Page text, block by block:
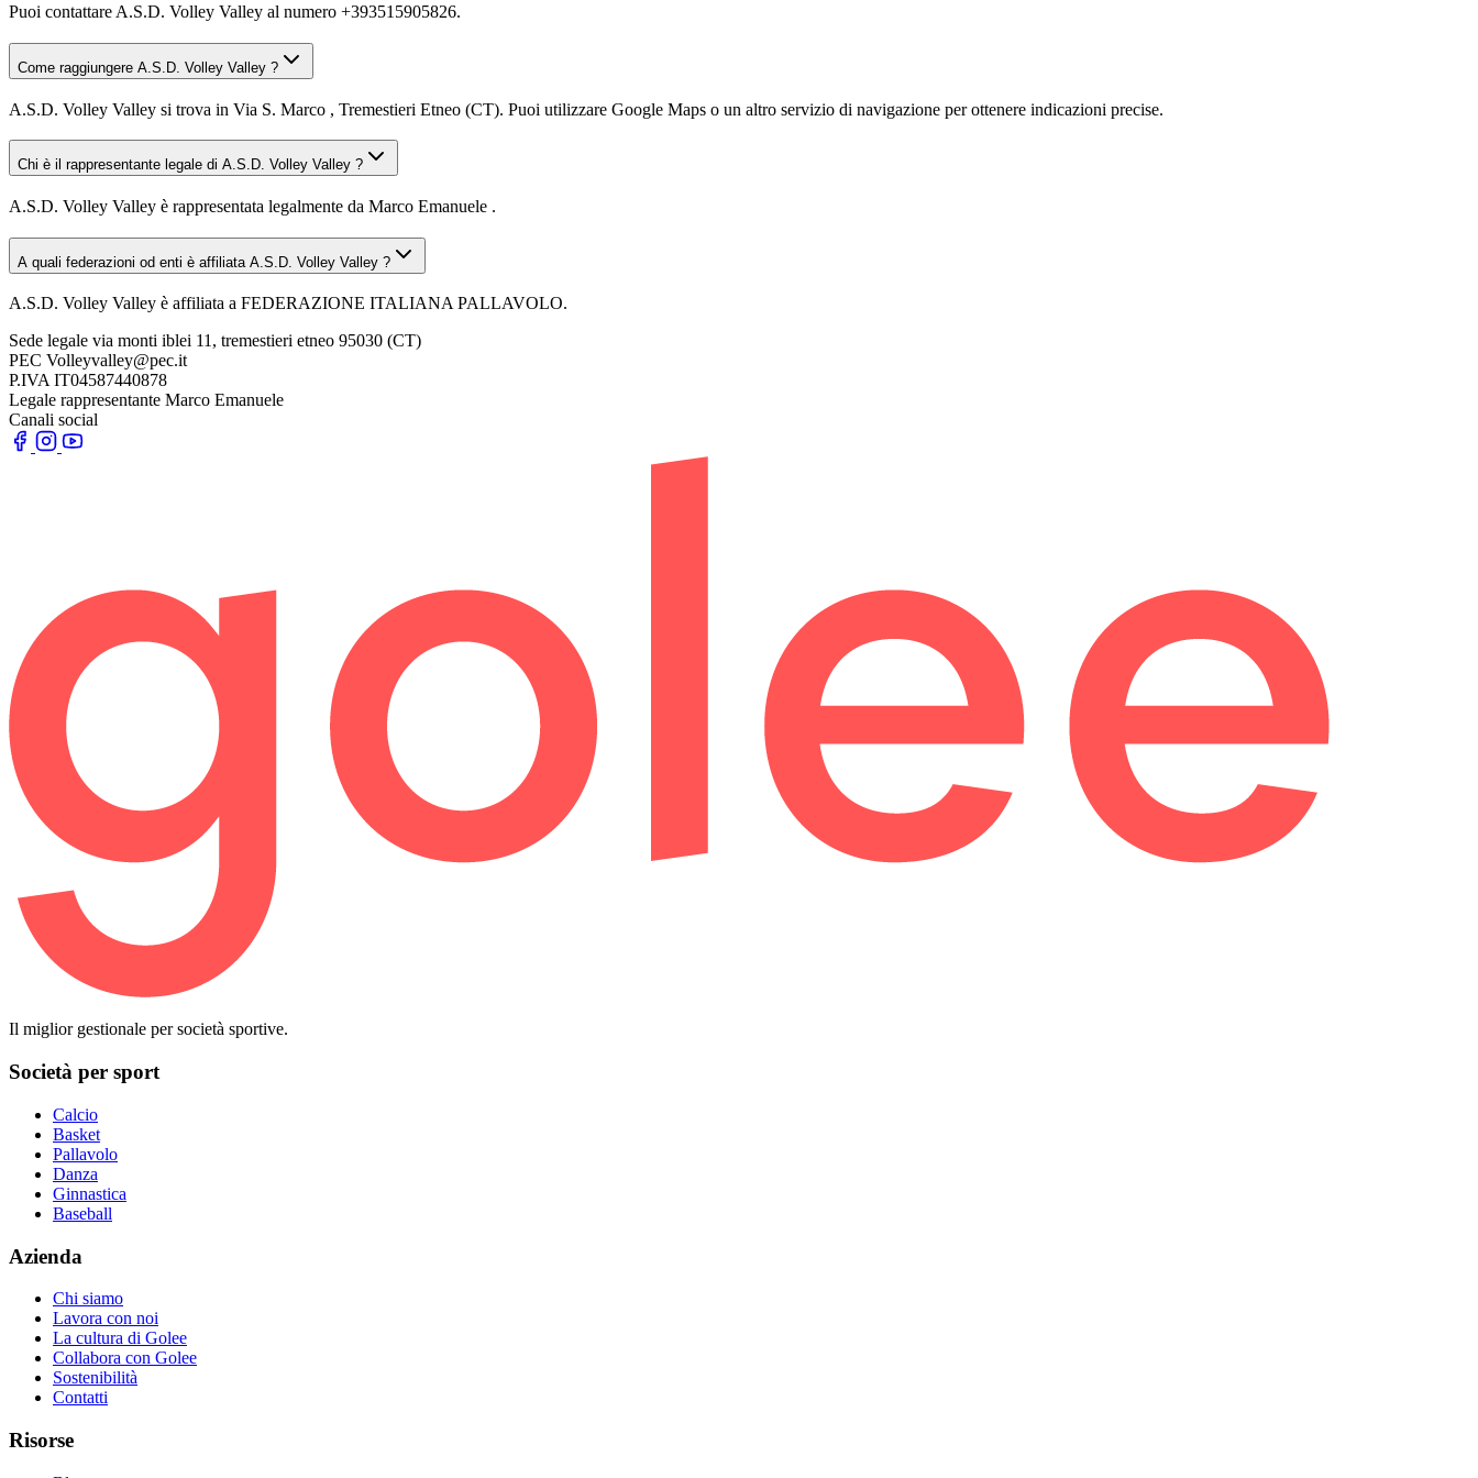
Puoi contattare A.S.D. Volley Valley al numero +393515905826.
Come raggiungere A.S.D. Volley Valley ?
A.S.D. Volley Valley si trova in Via S. Marco , Tremestieri Etneo (CT). Puoi utilizzare Google Maps o un altro servizio di navigazione per ottenere indicazioni precise.
Chi è il rappresentante legale di A.S.D. Volley Valley ?
A.S.D. Volley Valley è rappresentata legalmente da Marco Emanuele .
A quali federazioni od enti è affiliata A.S.D. Volley Valley ?
A.S.D. Volley Valley è affiliata a FEDERAZIONE ITALIANA PALLAVOLO.
Sede legale via monti iblei 11, tremestieri etneo 95030 (CT)
PEC Volleyvalley@pec.it
P.IVA IT04587440878
Legale rappresentante Marco Emanuele
Canali social
Il miglior gestionale per società sportive.
Società per sport
Calcio
Basket
Pallavolo
Danza
Ginnastica
Baseball
Azienda
Chi siamo
Lavora con noi
La cultura di Golee
Collabora con Golee
Sostenibilità
Contatti
Risorse